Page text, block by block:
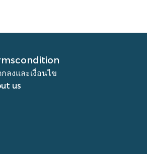
ลงและเงื่อนไข
us